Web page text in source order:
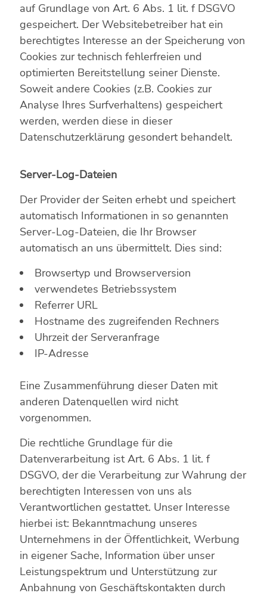
auf Grundlage von Art. 6 Abs. 1 lit. f DSGVO
gespeichert. Der Websitebetreiber hat ein
berechtigtes Interesse an der Speicherung von
Cookies zur technisch fehlerfreien und
optimierten Bereitstellung seiner Dienste.
Soweit andere Cookies (z.B. Cookies zur
Analyse Ihres Surfverhaltens) gespeichert
werden, werden diese in dieser
Datenschutzerklärung gesondert behandelt.
Server-Log-Dateien
Der Provider der Seiten erhebt und speichert
automatisch Informationen in so genannten
Server-Log-Dateien, die Ihr Browser
automatisch an uns übermittelt. Dies sind:
Browsertyp und Browserversion
verwendetes Betriebssystem
Referrer URL
Hostname des zugreifenden Rechners
Uhrzeit der Serveranfrage
IP-Adresse
Eine Zusammenführung dieser Daten mit
anderen Datenquellen wird nicht
vorgenommen.
Die rechtliche Grundlage für die
Datenverarbeitung ist Art. 6 Abs. 1 lit. f
DSGVO, der die Verarbeitung zur Wahrung der
berechtigten Interessen von uns als
Verantwortlichen gestattet. Unser Interesse
hierbei ist: Bekanntmachung unseres
Unternehmens in der Öffentlichkeit, Werbung
in eigener Sache, Information über unser
Leistungspektrum und Unterstützung zur
Anbahnung von Geschäftskontakten durch